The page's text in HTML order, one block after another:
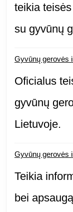
teikia
su gyvūnų
Gyvūnų gerovės
Oficialus
gyvūnų
Lietuvoje.
Gyvūnų gerovės
Teikia
bei